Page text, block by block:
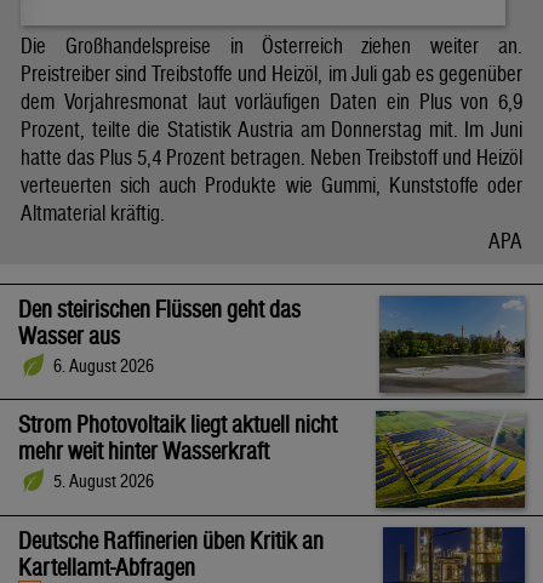
Die Großhandelspreise in Österreich ziehen weiter an.
Preistreiber sind Treibstoffe und Heizöl, im Juli gab es gegenüber
dem Vorjahresmonat laut vorläufigen Daten ein Plus von 6,9
Prozent, teilte die Statistik Austria am Donnerstag mit. Im Juni
hatte das Plus 5,4 Prozent betragen. Neben Treibstoff und Heizöl
verteuerten sich auch Produkte wie Gummi, Kunststoffe oder
Altmaterial kräftig.
APA
Den steirischen Flüssen geht das
Wasser aus
6. August 2026
Strom Photovoltaik liegt aktuell nicht
mehr weit hinter Wasserkraft
5. August 2026
Deutsche Raffinerien üben Kritik an
Kartellamt-Abfragen